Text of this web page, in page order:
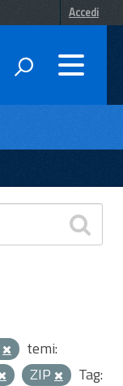
Accedi
temi:
ZIP
Tag: